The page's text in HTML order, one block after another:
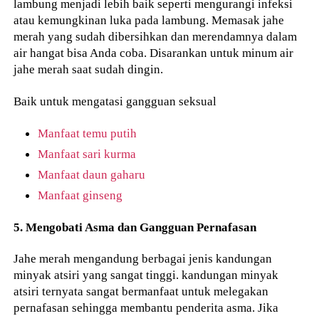
lambung menjadi lebih baik seperti mengurangi infeksi
atau kemungkinan luka pada lambung. Memasak jahe
merah yang sudah dibersihkan dan merendamnya dalam
air hangat bisa Anda coba. Disarankan untuk minum air
jahe merah saat sudah dingin.
Baik untuk mengatasi gangguan seksual
Manfaat temu putih
Manfaat sari kurma
Manfaat daun gaharu
Manfaat ginseng
5. Mengobati Asma dan Gangguan Pernafasan
Jahe merah mengandung berbagai jenis kandungan
minyak atsiri yang sangat tinggi. kandungan minyak
atsiri ternyata sangat bermanfaat untuk melegakan
pernafasan sehingga membantu penderita asma. Jika